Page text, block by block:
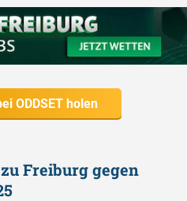
ODDSET holen
Freiburg gegen